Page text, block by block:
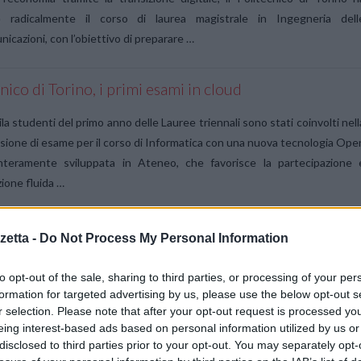
- Do Not Process My Personal Information
opt-out of the sale, sharing to third parties, or processing of your
for targeted advertising by us, please use the below opt-out
selection. Please note that after your opt-out request is processed
interest-based ads based on personal information utilized by us
to third parties prior to your opt-out. You may separately
radicalmente il corso di laurea magistrale in Ingegneria
con l’obiettivo di preparare …
di Torino, i primi esami in cloud
studenti del primo anno delle Lauree triennali sono stati coinvolti
di esame per il corso di Informatica con una nuova tecnologia
sviluppata in Ateneo, che favorisce la partecipazione
fluida …
di Torino entra in MOBI per l’identificazione e
Blockchain è da molti anni al centro di progetti di ricerca
collaborazione con aziende leader dell’automotive e del
Il Politecnico di Torino ha ufficializzato il proprio ingresso in